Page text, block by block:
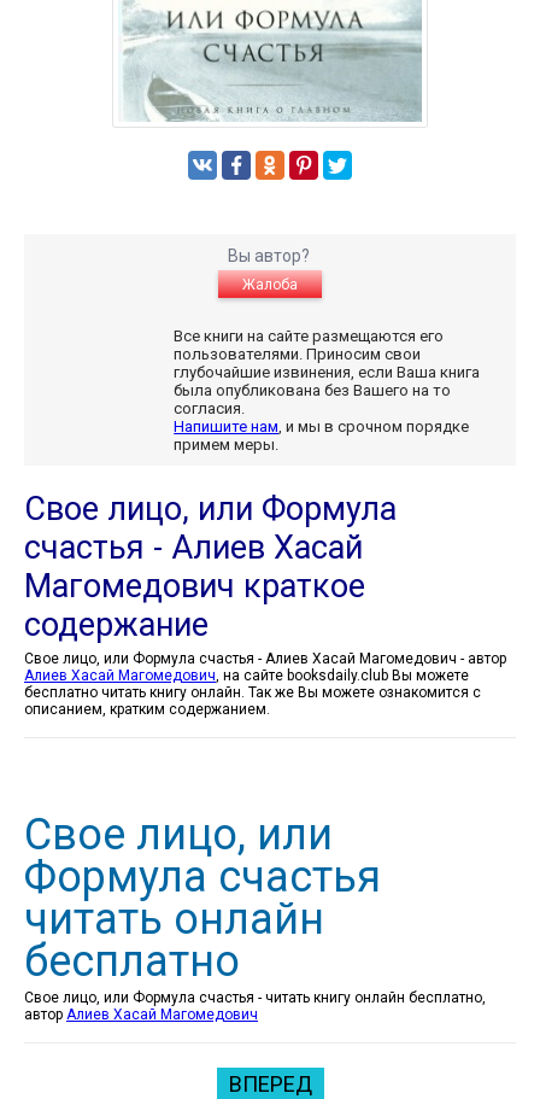
Вы автор?
Жалоба
Все книги на сайте размещаются его
пользователями. Приносим свои
глубочайшие извинения, если Ваша книга
была опубликована без Вашего на то
согласия.
Напишите нам, и мы в срочном порядке
примем меры.
Свое лицо, или Формула
счастья - Алиев Хасай
Магомедович краткое
содержание
Свое лицо, или Формула счастья - Алиев Хасай Магомедович - автор
Алиев Хасай Магомедович, на сайте booksdaily.club Вы можете
бесплатно читать книгу онлайн. Так же Вы можете ознакомится с
описанием, кратким содержанием.
Свое лицо, или
Формула счастья
читать онлайн
бесплатно
Свое лицо, или Формула счастья - читать книгу онлайн бесплатно,
автор Алиев Хасай Магомедович
ВПЕРЕД